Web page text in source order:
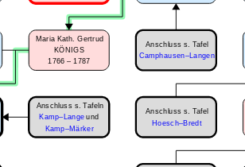
Anschluss s. Tafel
Hoesch–Bredt
Maria Kath. Gertrud
KÖNIGS
1766 – 1787
Anschluss s. Tafeln
Kamp–Langeund
Kamp–Märker
Anschluss s. Tafel
Camphausen–Langen